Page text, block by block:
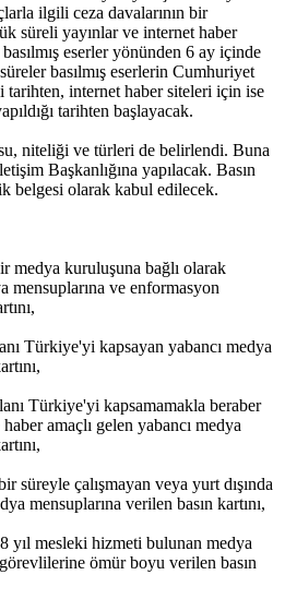
ilgili ceza davalarının bir
süreli yayınlar ve internet haber
eserler yönünden 6 ay içinde
basılmış eserlerin Cumhuriyet
tarihten, internet haber siteleri için ise
tarihten başlayacak.
niteliği ve türleri de belirlendi. Buna
Başkanlığına yapılacak. Basın
belgesi olarak kabul edilecek.
medya kuruluşuna bağlı olarak
mensuplarına ve enformasyon
Türkiye'yi kapsayan yabancı medya
Türkiye'yi kapsamamakla beraber
amaçlı gelen yabancı medya
süreyle çalışmayan veya yurt dışında
mensuplarına verilen basın kartını,
yıl mesleki hizmeti bulunan medya
ömür boyu verilen basın